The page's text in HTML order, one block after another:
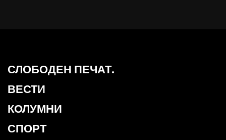
СЛОБОДЕН ПЕЧАТ.
ВЕСТИ
КОЛУМНИ
СПОРТ